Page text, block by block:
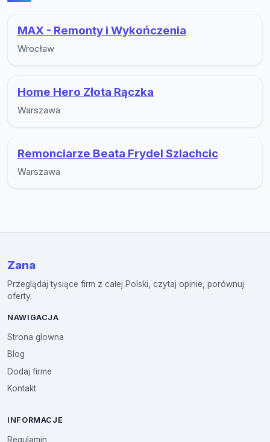
MAX - Remonty i Wykończenia
Wrocław
Home Hero Złota Rączka
Warszawa
Remonciarze Beata Frydel Szlachcic
Warszawa
Zana
Przeglądaj tysiące firm z całej Polski, czytaj opinie, porównuj
oferty.
NAWIGACJA
Strona glowna
Blog
Dodaj firme
Kontakt
INFORMACJE
Regulamin